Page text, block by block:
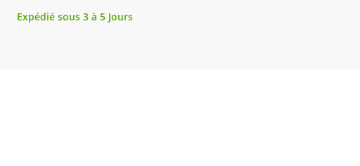
Expédié sous 3 à 5 Jours